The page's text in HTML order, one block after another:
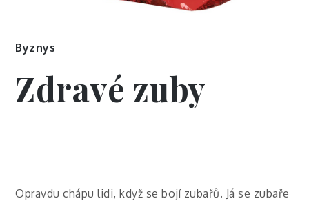
Byznys
Zdravé zuby
Opravdu chápu lidi, když se bojí zubařů. Já se zubaře